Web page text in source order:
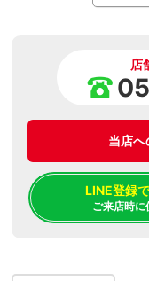
店
当店
LINE登録
ご来店時に